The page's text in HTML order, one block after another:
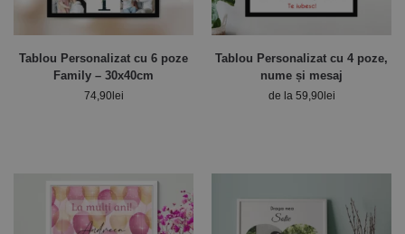
Tablou Personalizat cu 6 poze
Family – 30x40cm
74,90lei
Tablou Personalizat cu 4 poze,
nume și mesaj
de la 59,90lei